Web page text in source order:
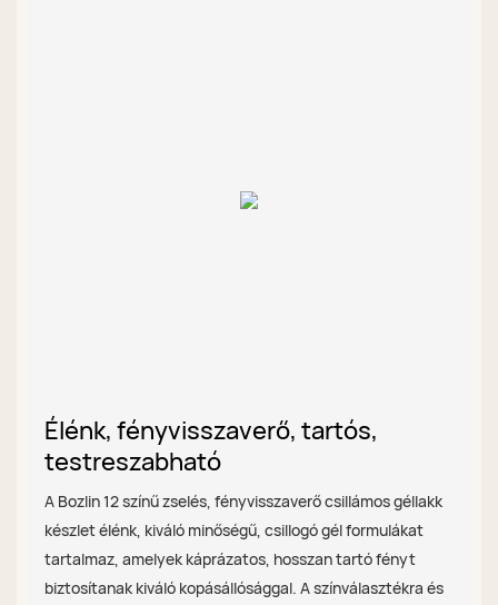
Élénk, fényvisszaverő, tartós,
testreszabható
A Bozlin 12 színű zselés, fényvisszaverő csillámos géllakk
készlet élénk, kiváló minőségű, csillogó gél formulákat
tartalmaz, amelyek káprázatos, hosszan tartó fényt
biztosítanak kiváló kopásállósággal. A színválasztékra és